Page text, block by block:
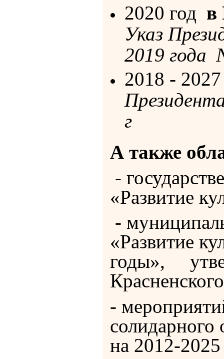
2020 год в
Указ
2019
2018 -
г
А также
-
«Развитие
-
«Развитие
годы»,
-
солидарного
на 2012-